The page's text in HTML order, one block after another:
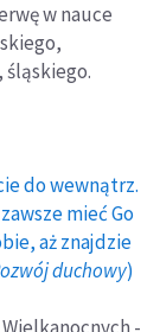
w nauce
do wewnątrz.
mieć Go
aż znajdzie
duchowy)